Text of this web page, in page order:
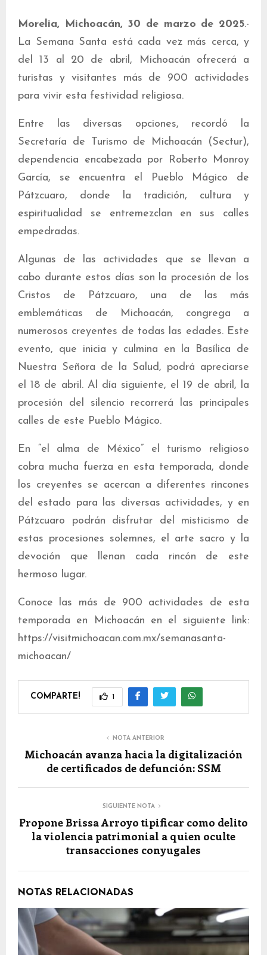
Morelia, Michoacán, 30 de marzo de 2025.-
La Semana Santa está cada vez más cerca, y
del 13 al 20 de abril, Michoacán ofrecerá a
turistas y visitantes más de 900 actividades
para vivir esta festividad religiosa.
Entre las diversas opciones, recordó la
Secretaría de Turismo de Michoacán (Sectur),
dependencia encabezada por Roberto Monroy
García, se encuentra el Pueblo Mágico de
Pátzcuaro, donde la tradición, cultura y
espiritualidad se entremezclan en sus calles
empedradas.
Algunas de las actividades que se llevan a
cabo durante estos días son la procesión de los
Cristos de Pátzcuaro, una de las más
emblemáticas de Michoacán, congrega a
numerosos creyentes de todas las edades. Este
evento, que inicia y culmina en la Basílica de
Nuestra Señora de la Salud, podrá apreciarse
el 18 de abril. Al día siguiente, el 19 de abril, la
procesión del silencio recorrerá las principales
calles de este Pueblo Mágico.
En “el alma de México” el turismo religioso
cobra mucha fuerza en esta temporada, donde
los creyentes se acercan a diferentes rincones
del estado para las diversas actividades, y en
Pátzcuaro podrán disfrutar del misticismo de
estas procesiones solemnes, el arte sacro y la
devoción que llenan cada rincón de este
hermoso lugar.
Conoce las más de 900 actividades de esta
temporada en Michoacán en el siguiente link:
https://visitmichoacan.com.mx/semanasanta-
michoacan/
COMPARTE! 1
NOTA ANTERIOR
Michoacán avanza hacia la digitalización
de certificados de defunción: SSM
SIGUIENTE NOTA
Propone Brissa Arroyo tipificar como delito
la violencia patrimonial a quien oculte
transacciones conyugales
NOTAS RELACIONADAS